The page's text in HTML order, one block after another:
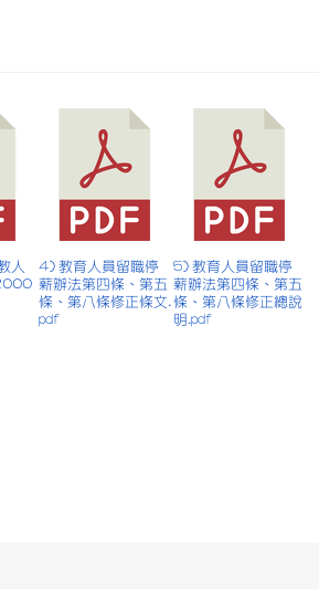
人
4) 教育人員留職停
薪辦法第四條、第五
條、第八條修正條文.
pdf
5) 教育人員留職停
薪辦法第四條、第五
條、第八條修正總說
明.pdf